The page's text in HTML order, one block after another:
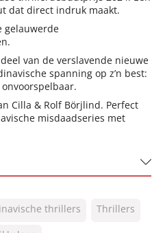
dat direct indruk maakt.
gelauwerde
van de verslavende nieuwe
spanning op z’n best:
Cilla & Rolf Börjlind. Perfect
misdaadseries met
thrillers
Thrillers